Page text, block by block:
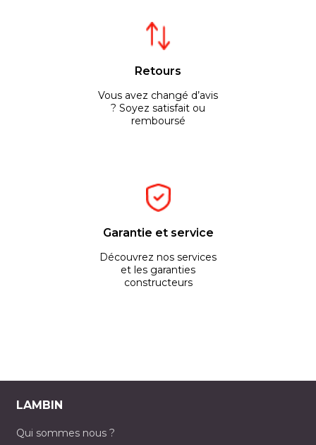
Retours
Vous avez changé d’avis
? Soyez satisfait ou
remboursé
Garantie et service
Découvrez nos services
et les garanties
constructeurs
LAMBIN
Qui sommes nous ?